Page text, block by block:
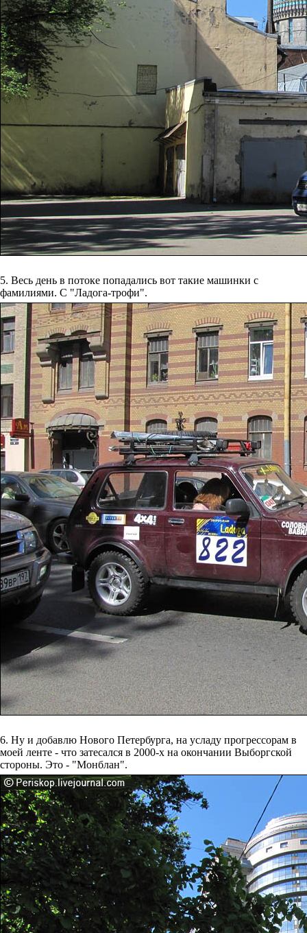
5. Весь день в потоке попадались вот такие машинки с
фамилиями. С "Ладога-трофи".
6. Ну и добавлю Нового Петербурга, на усладу прогрессорам в
моей ленте - что затесался в 2000-х на окончании Выборгской
стороны. Это - "Монблан".